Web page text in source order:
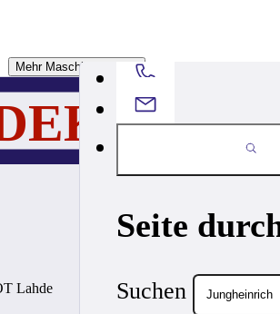
Seite
Suchen
Mehr Maschinen Laden
Lahde